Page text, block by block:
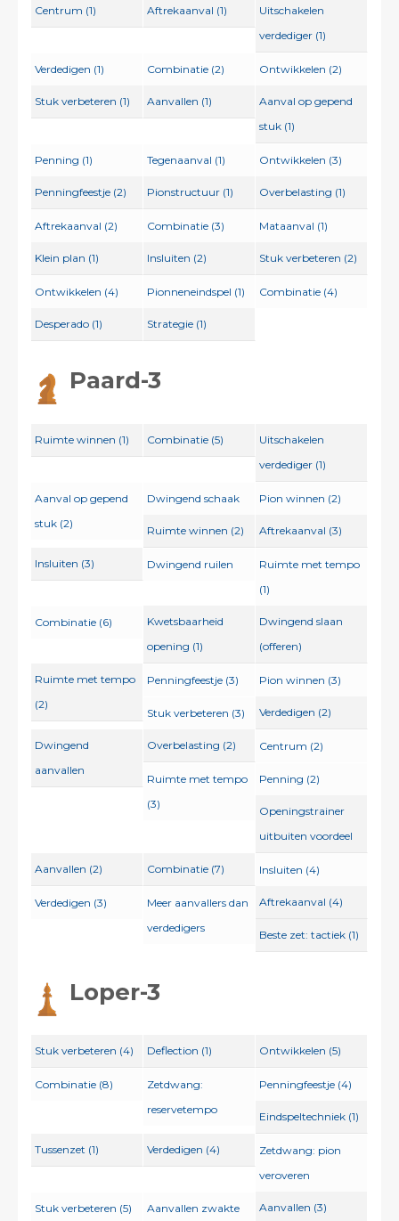
Centrum (1) Aftrekaanval (1)
Uitschakelen
verdediger (1)
Verdedigen (1) Combinatie (2) Ontwikkelen (2)
Stuk verbeteren (1) Aanvallen (1)
Aanval op gepend
stuk (1)
Penning (1) Tegenaanval (1) Ontwikkelen (3)
Penningfeestje (2) Pionstructuur (1) Overbelasting (1)
Aftrekaanval (2) Combinatie (3) Mataanval (1)
Klein plan (1) Insluiten (2) Stuk verbeteren (2)
Ontwikkelen (4) Pionneneindspel (1) Combinatie (4)
Desperado (1) Strategie (1)
Paard-3
Ruimte winnen (1) Combinatie (5)
Uitschakelen
verdediger (1)
Aanval op gepend
stuk (2)
Dwingend schaak Pion winnen (2)
Ruimte winnen (2) Aftrekaanval (3)
Insluiten (3) Dwingend ruilen
Ruimte met tempo
(1)
Combinatie (6)
Kwetsbaarheid
opening (1)
Dwingend slaan
(offeren)
Ruimte met tempo
(2)
Penningfeestje (3) Pion winnen (3)
Stuk verbeteren (3) Verdedigen (2)
Dwingend
aanvallen
Overbelasting (2) Centrum (2)
Ruimte met tempo
(3)
Penning (2)
Openingstrainer
uitbuiten voordeel
Aanvallen (2) Combinatie (7) Insluiten (4)
Verdedigen (3)
Meer aanvallers dan
verdedigers
Aftrekaanval (4)
Beste zet: tactiek (1)
Loper-3
Stuk verbeteren (4) Deflection (1) Ontwikkelen (5)
Combinatie (8)
Zetdwang:
reservetempo
Penningfeestje (4)
Eindspeltechniek (1)
Tussenzet (1) Verdedigen (4)
Zetdwang: pion
veroveren
Stuk verbeteren (5) Aanvallen zwakte Aanvallen (3)